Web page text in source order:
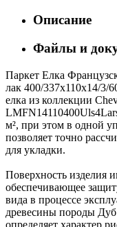
Описание
Файлы и
Паркет Елка
лак 400/337х110х14/3/
елка из коллекции
м², при этом в одной
позволяет точно
для укладки.
Поверхность изделия
обеспечивающее
вида в процессе
древесины породы Дуб
определяет характер